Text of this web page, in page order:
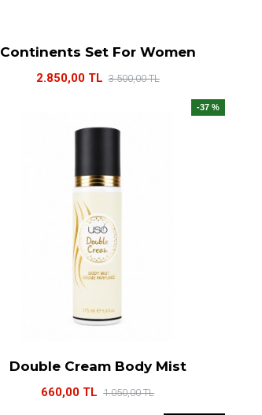
Continents Set For Women
2.850,00 TL 3.500,00 TL
-37 %
Double Cream Body Mist
660,00 TL 1.050,00 TL